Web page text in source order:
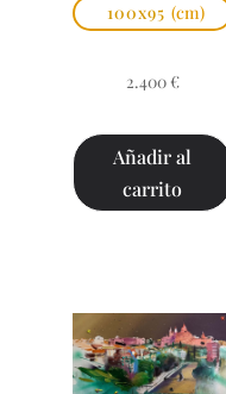
100x95 (cm)
2.400 €
Añadir al
carrito